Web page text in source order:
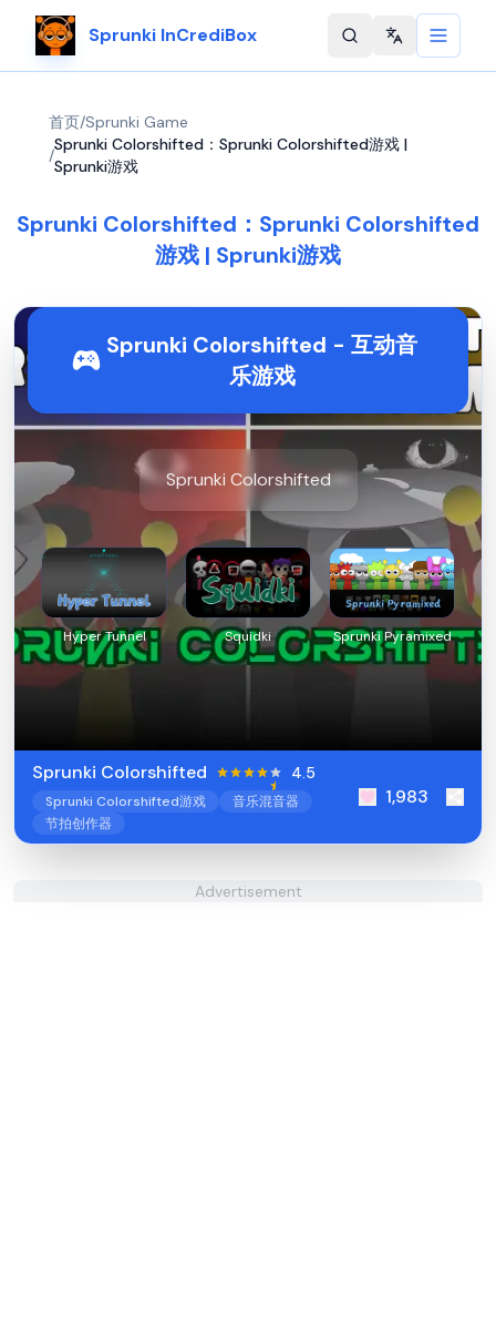
Sprunki InCrediBox Change
首页/Sprunki Game
/
Sprunki Colorshifted：Sprunki Colorshifted游戏 |
Sprunki游戏
Sprunki Colorshifted：Sprunki Colorshifted
游戏 | Sprunki游戏
Sprunki Colorshifted - 互动音
乐游戏
Sprunki Colorshifted
Hyper Tunnel Squidki Sprunki Pyramixed
Sprunki Colorshifted 4.5
Sprunki Colorshifted游戏
音乐混音器
节拍创作器
1,983
Advertisement